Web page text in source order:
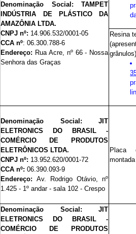
Denominação Social: TAMPET
INDÚSTRIA DE PLÁSTICO DA
AMAZÔNIA LTDA.
CNPJ nº: 14.906.532/0001-05
CCA nº: 06.300.788-6
Endereço: Rua Acre, nº66 - Nossa
Senhora das Graças
Resina
Denominação Social:JIT
ELETRONICS DO BRASIL -
COMÉRCIO DE PRODUTOS
ELETRÔNICOS LTDA.
CNPJ nº: 13.952.620/0001-72
CCA nº:06.390.093-9
Endereço:Av. Rodrigo Otávio,nº
1.425 - 1º andar - sala 102 - Crespo
Placa
Denominação Social:JIT
ELETRONICS DO BRASIL -
COMÉRCIO DE PRODUTOS